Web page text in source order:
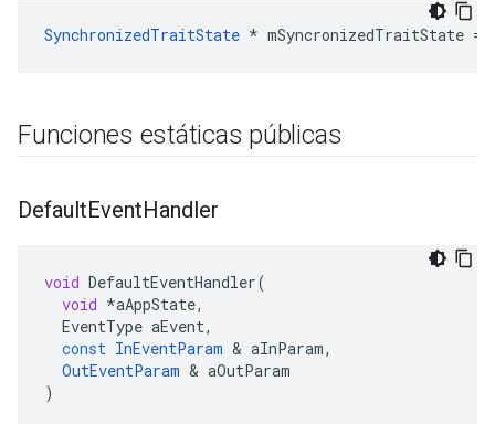
SynchronizedTraitState * mSyncronizedTraitState =
Funciones estáticas públicas
DefaultEventHandler
void DefaultEventHandler(
void *aAppState,
EventType aEvent,
const InEventParam & aInParam,
OutEventParam & aOutParam
)